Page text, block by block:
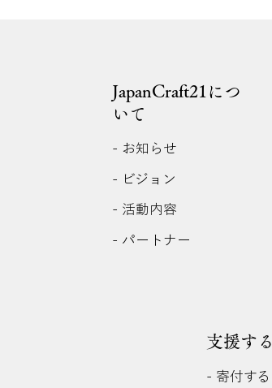
JapanCraft21につ
いて
- お知らせ
- ビジョン
- 活動内容
- パートナー
支援する
- 寄付する